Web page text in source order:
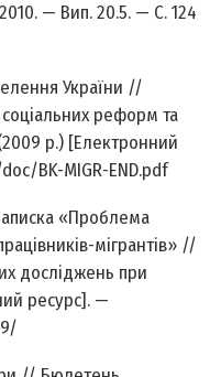
— Вип. 20.5. — С. 124
України //
реформ та
р.) [Електронний
BK-MIGR-END.pdf
«Проблема
мігрантів» //
досліджень при
ресурс]. —